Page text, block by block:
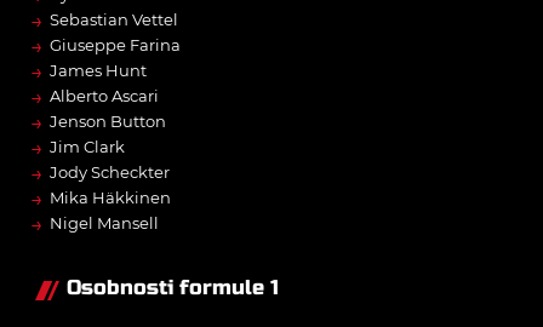
→ Sebastian Vettel
→ Giuseppe Farina
→ James Hunt
→ Alberto Ascari
→ Jenson Button
→ Jim Clark
→ Jody Scheckter
→ Mika Häkkinen
→ Nigel Mansell
Osobnosti formule 1